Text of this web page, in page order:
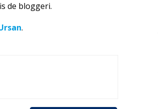
de bloggeri.
.